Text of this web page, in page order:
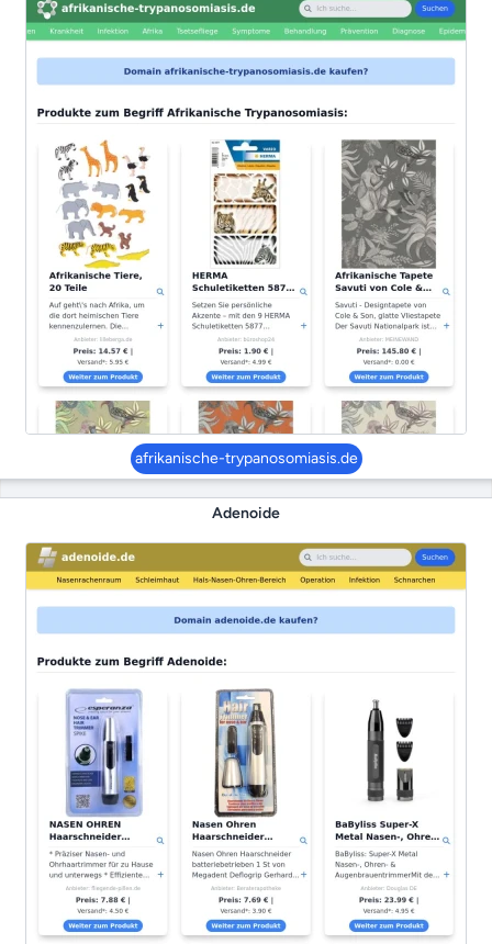
afrikanische-trypanosomiasis.de
Adenoide